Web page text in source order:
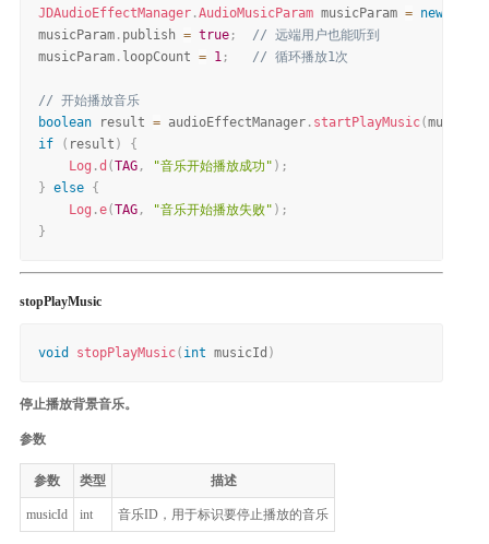
JDAudioEffectManager .AudioMusicParam musicParam = new
musicParam . publish = true ;
// 远端用户也能听到
musicParam . loopCount = 1 ; // 循环播放1次
// 开始播放音乐
boolean result = audioEffectManager . startPlayMusic(
if
( result )
{
Log .d (TAG , "音乐开始播放成功" ) ;
} else {
Log .e(TAG , "音乐开始播放失败" ) ;
}
stopPlayMusic
void stopPlayMusic( int musicId )
停止播放背景音乐。
参数
参数 类型 描述
musicId int 音乐ID，用于标识要停止播放的音乐